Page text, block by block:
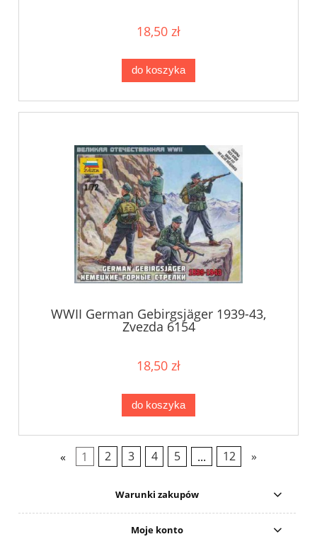
18,50 zł
do koszyka
WWII German Gebirgsjäger 1939-43,
Zvezda 6154
18,50 zł
do koszyka
« 1 2 3 4 5 ... 12 »
Warunki zakupów
Moje konto